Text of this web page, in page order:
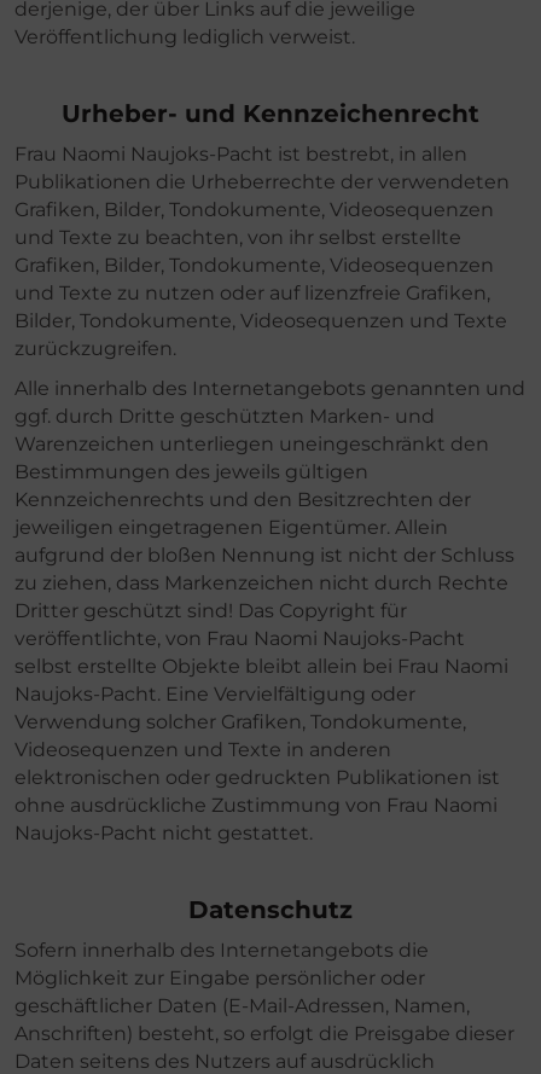
derjenige, der über Links auf die jeweilige
Veröffentlichung lediglich verweist.
Urheber- und Kennzeichenrecht
Frau Naomi Naujoks-Pacht ist bestrebt, in allen
Publikationen die Urheberrechte der verwendeten
Grafiken, Bilder, Tondokumente, Videosequenzen
und Texte zu beachten, von ihr selbst erstellte
Grafiken, Bilder, Tondokumente, Videosequenzen
und Texte zu nutzen oder auf lizenzfreie Grafiken,
Bilder, Tondokumente, Videosequenzen und Texte
zurückzugreifen.
Alle innerhalb des Internetangebots genannten und
ggf. durch Dritte geschützten Marken- und
Warenzeichen unterliegen uneingeschränkt den
Bestimmungen des jeweils gültigen
Kennzeichenrechts und den Besitzrechten der
jeweiligen eingetragenen Eigentümer. Allein
aufgrund der bloßen Nennung ist nicht der Schluss
zu ziehen, dass Markenzeichen nicht durch Rechte
Dritter geschützt sind! Das Copyright für
veröffentlichte, von Frau Naomi Naujoks-Pacht
selbst erstellte Objekte bleibt allein bei Frau Naomi
Naujoks-Pacht. Eine Vervielfältigung oder
Verwendung solcher Grafiken, Tondokumente,
Videosequenzen und Texte in anderen
elektronischen oder gedruckten Publikationen ist
ohne ausdrückliche Zustimmung von Frau Naomi
Naujoks-Pacht nicht gestattet.
Datenschutz
Sofern innerhalb des Internetangebots die
Möglichkeit zur Eingabe persönlicher oder
geschäftlicher Daten (E-Mail-Adressen, Namen,
Anschriften) besteht, so erfolgt die Preisgabe dieser
Daten seitens des Nutzers auf ausdrücklich